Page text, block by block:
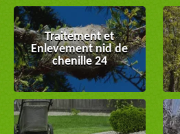
Traitement et
Enlevement nid de
chenille 24